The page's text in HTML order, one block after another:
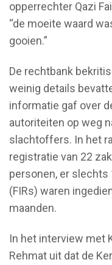
opperrechter Qazi
“de moeite waard
gooien.”
De rechtbank
weinig details
informatie gaf over
autoriteiten op weg
slachtoffers. In het
registratie van 22
personen, er
(FIRs) waren
maanden.
In het interview met
Rehmat uit dat de